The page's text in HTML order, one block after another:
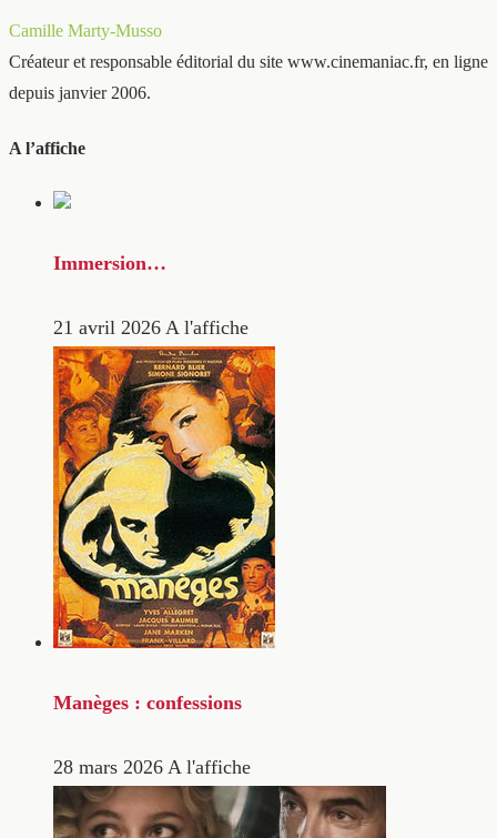
Camille Marty-Musso
Créateur et responsable éditorial du site www.cinemaniac.fr, en ligne
depuis janvier 2006.
A l’affiche
Immersion…
21 avril 2026 A l'affiche
Manèges : confessions
28 mars 2026 A l'affiche